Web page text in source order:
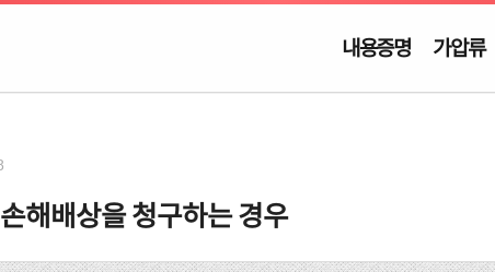
내용증명 가압류
해배상을 청구하는 경우